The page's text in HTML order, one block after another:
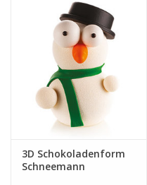
3D Schokoladenform
Schneemann